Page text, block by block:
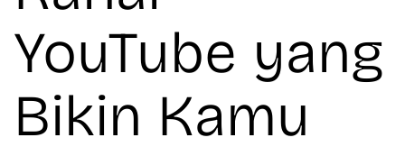
YouTube yang
Bikin Kamu